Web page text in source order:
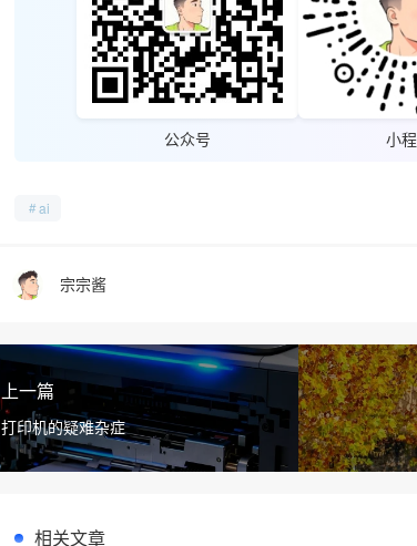
公众号 小
ai
宗宗酱
上一篇
打印机的疑难杂症
相关文章